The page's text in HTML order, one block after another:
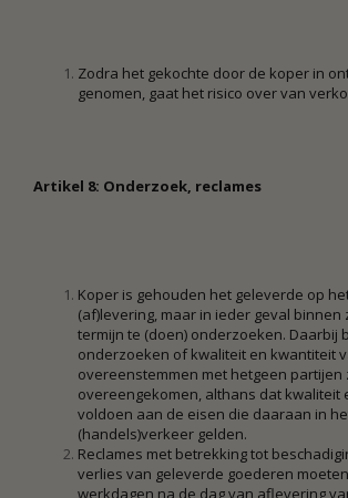
Zodra het gekochte door de koper in
genomen, gaat het risico over van
Artikel 8: Onderzoek, reclames
Koper is gehouden het geleverde op
(af)levering, maar in ieder geval binnen
termijn te (doen) onderzoeken. Daarbij
onderzoeken of kwaliteit en kwantiteit
overeenstemmen met hetgeen partijen
overeengekomen, althans dat kwaliteit
voldoen aan de eisen die daaraan in
(handels)verkeer gelden.
Reclames met betrekking tot
verlies van geleverde goederen
werkdagen na de dag van aflevering